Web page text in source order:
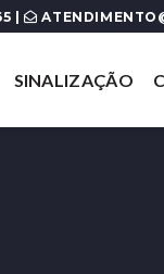
|
SINALIZAÇÃO